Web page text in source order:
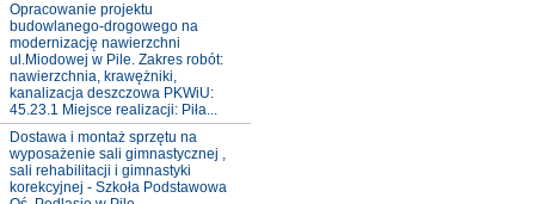
Opracowanie projektu
budowlanego-drogowego na
modernizację nawierzchni
ul.Miodowej w Pile. Zakres robót:
nawierzchnia, krawężniki,
kanalizacja deszczowa PKWiU:
45.23.1 Miejsce realizacji: Piła...
Dostawa i montaż sprzętu na
wyposażenie sali gimnastycznej ,
sali rehabilitacji i gimnastyki
korekcyjnej - Szkoła Podstawowa